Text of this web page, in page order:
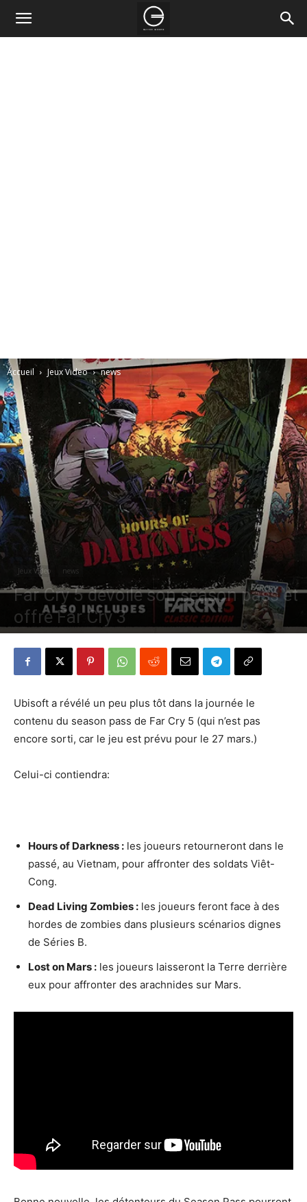
Accueil Jeux Video news
Jeux Video news
Far Cry 5 dévoile son season pass et
offre Far Cry 3
Ubisoft a révélé un peu plus tôt dans la journée le
contenu du season pass de Far Cry 5 (qui n’est pas
encore sorti, car le jeu est prévu pour le 27 mars.)
Celui-ci contiendra:
Hours of Darkness : les joueurs retourneront dans le
passé, au Vietnam, pour affronter des soldats Viêt-
Cong.
Dead Living Zombies : les joueurs feront face à des
hordes de zombies dans plusieurs scénarios dignes
de Séries B.
Lost on Mars : les joueurs laisseront la Terre derrière
eux pour affronter des arachnides sur Mars.